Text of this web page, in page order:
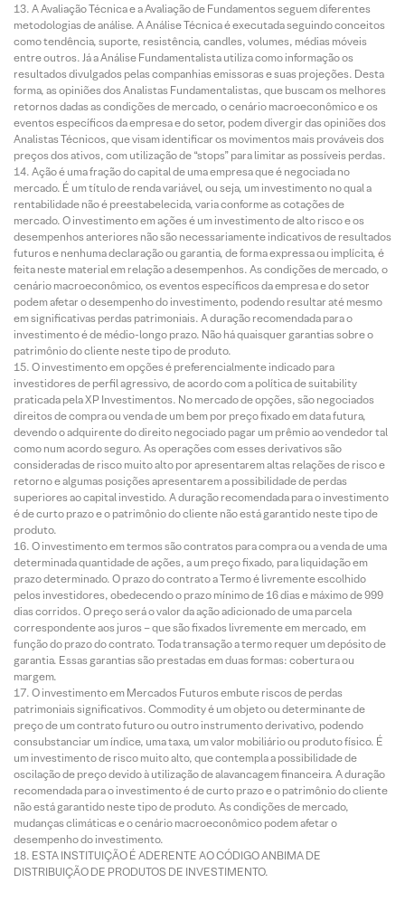
A Avaliação Técnica e a Avaliação de Fundamentos seguem diferentes
metodologias de análise. A Análise Técnica é executada seguindo conceitos
como tendência, suporte, resistência, candles, volumes, médias móveis
entre outros. Já a Análise Fundamentalista utiliza como informação os
resultados divulgados pelas companhias emissoras e suas projeções. Desta
forma, as opiniões dos Analistas Fundamentalistas, que buscam os melhores
retornos dadas as condições de mercado, o cenário macroeconômico e os
eventos específicos da empresa e do setor, podem divergir das opiniões dos
Analistas Técnicos, que visam identificar os movimentos mais prováveis dos
preços dos ativos, com utilização de “stops” para limitar as possíveis perdas.
Ação é uma fração do capital de uma empresa que é negociada no
mercado. É um título de renda variável, ou seja, um investimento no qual a
rentabilidade não é preestabelecida, varia conforme as cotações de
mercado. O investimento em ações é um investimento de alto risco e os
desempenhos anteriores não são necessariamente indicativos de resultados
futuros e nenhuma declaração ou garantia, de forma expressa ou implícita, é
feita neste material em relação a desempenhos. As condições de mercado, o
cenário macroeconômico, os eventos específicos da empresa e do setor
podem afetar o desempenho do investimento, podendo resultar até mesmo
em significativas perdas patrimoniais. A duração recomendada para o
investimento é de médio-longo prazo. Não há quaisquer garantias sobre o
patrimônio do cliente neste tipo de produto.
O investimento em opções é preferencialmente indicado para
investidores de perfil agressivo, de acordo com a política de suitability
praticada pela XP Investimentos. No mercado de opções, são negociados
direitos de compra ou venda de um bem por preço fixado em data futura,
devendo o adquirente do direito negociado pagar um prêmio ao vendedor tal
como num acordo seguro. As operações com esses derivativos são
consideradas de risco muito alto por apresentarem altas relações de risco e
retorno e algumas posições apresentarem a possibilidade de perdas
superiores ao capital investido. A duração recomendada para o investimento
é de curto prazo e o patrimônio do cliente não está garantido neste tipo de
produto.
O investimento em termos são contratos para compra ou a venda de uma
determinada quantidade de ações, a um preço fixado, para liquidação em
prazo determinado. O prazo do contrato a Termo é livremente escolhido
pelos investidores, obedecendo o prazo mínimo de 16 dias e máximo de 999
dias corridos. O preço será o valor da ação adicionado de uma parcela
correspondente aos juros – que são fixados livremente em mercado, em
função do prazo do contrato. Toda transação a termo requer um depósito de
garantia. Essas garantias são prestadas em duas formas: cobertura ou
margem.
O investimento em Mercados Futuros embute riscos de perdas
patrimoniais significativos. Commodity é um objeto ou determinante de
preço de um contrato futuro ou outro instrumento derivativo, podendo
consubstanciar um índice, uma taxa, um valor mobiliário ou produto físico. É
um investimento de risco muito alto, que contempla a possibilidade de
oscilação de preço devido à utilização de alavancagem financeira. A duração
recomendada para o investimento é de curto prazo e o patrimônio do cliente
não está garantido neste tipo de produto. As condições de mercado,
mudanças climáticas e o cenário macroeconômico podem afetar o
desempenho do investimento.
ESTA INSTITUIÇÃO É ADERENTE AO CÓDIGO ANBIMA DE
DISTRIBUIÇÃO DE PRODUTOS DE INVESTIMENTO.